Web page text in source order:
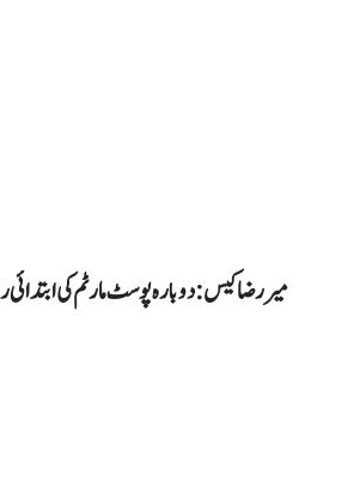
میر رضا کیس: دوبارہ پوسٹ مارٹم کی